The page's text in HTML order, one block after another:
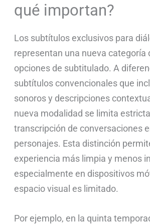
qué importan?
Los subtítulos exclusivos para
representan una nueva categoría
opciones de subtitulado. A
subtítulos convencionales que
sonoros y descripciones
nueva modalidad se limita
transcripción de conversaciones
personajes. Esta distinción
experiencia más limpia y menos
especialmente en dispositivos
espacio visual es limitado.
Por ejemplo, en la quinta